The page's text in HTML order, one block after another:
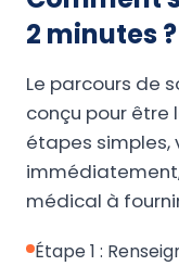
2 minutes ?
Le parcours de
conçu pour être
étapes simples,
médical à
Étape 1 :